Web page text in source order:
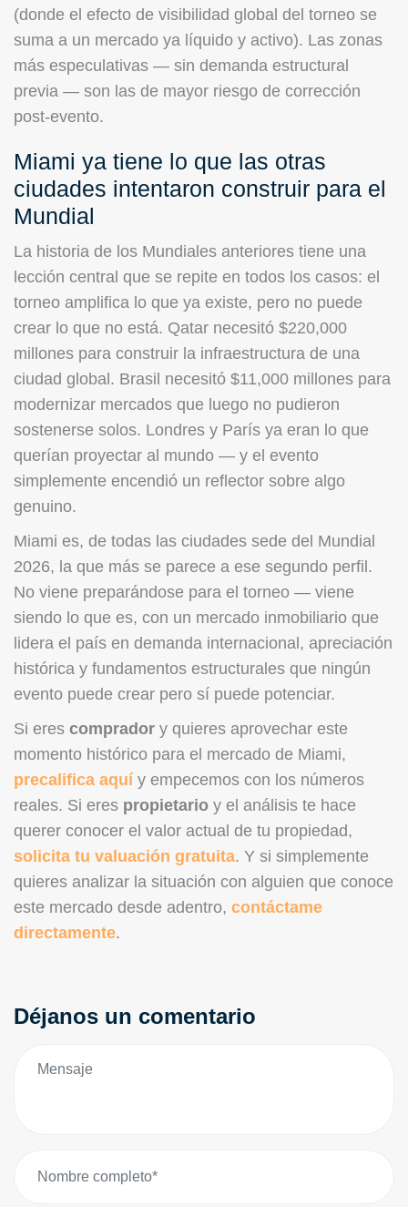
(donde el efecto de visibilidad global del torneo se
suma a un mercado ya líquido y activo). Las zonas
más especulativas — sin demanda estructural
previa — son las de mayor riesgo de corrección
post-evento.
Miami ya tiene lo que las otras
ciudades intentaron construir para el
Mundial
La historia de los Mundiales anteriores tiene una
lección central que se repite en todos los casos: el
torneo amplifica lo que ya existe, pero no puede
crear lo que no está. Qatar necesitó $220,000
millones para construir la infraestructura de una
ciudad global. Brasil necesitó $11,000 millones para
modernizar mercados que luego no pudieron
sostenerse solos. Londres y París ya eran lo que
querían proyectar al mundo — y el evento
simplemente encendió un reflector sobre algo
genuino.
Miami es, de todas las ciudades sede del Mundial
2026, la que más se parece a ese segundo perfil.
No viene preparándose para el torneo — viene
siendo lo que es, con un mercado inmobiliario que
lidera el país en demanda internacional, apreciación
histórica y fundamentos estructurales que ningún
evento puede crear pero sí puede potenciar.
Si eres comprador y quieres aprovechar este
momento histórico para el mercado de Miami,
precalifica aquí y empecemos con los números
reales. Si eres propietario y el análisis te hace
querer conocer el valor actual de tu propiedad,
solicita tu valuación gratuita. Y si simplemente
quieres analizar la situación con alguien que conoce
este mercado desde adentro, contáctame
directamente.
Déjanos un comentario